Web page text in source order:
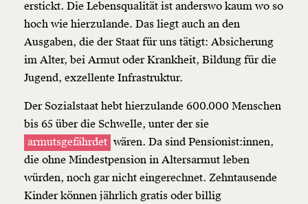
erstickt. Die Lebensqualität ist anderswo kaum wo so
hoch wie hierzulande. Das liegt auch an den
Ausgaben, die der Staat für uns tätigt: Absicherung
im Alter, bei Armut oder Krankheit, Bildung für die
Jugend, exzellente Infrastruktur.
Der Sozialstaat hebt hierzulande 600.000 Menschen
bis 65 über die Schwelle, unter der sie
armutsgefährdet wären. Da sind Pensionist:innen,
die ohne Mindestpension in Altersarmut leben
würden, noch gar nicht eingerechnet. Zehntausende
Kinder können jährlich gratis oder billig